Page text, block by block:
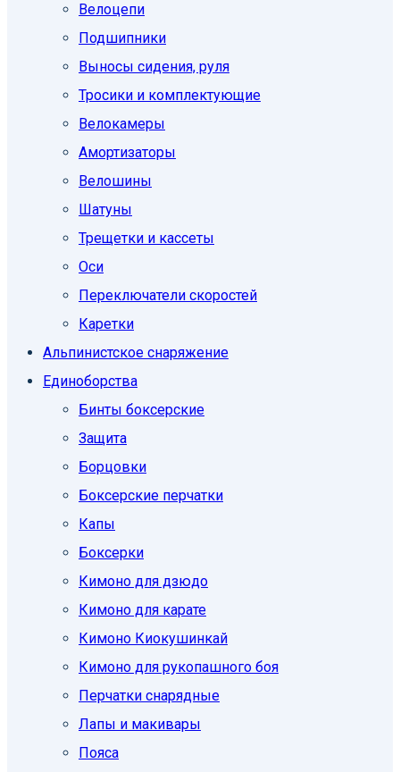
Велоцепи
Подшипники
Выносы сидения, руля
Тросики и комплектующие
Велокамеры
Амортизаторы
Велошины
Шатуны
Трещетки и кассеты
Оси
Переключатели скоростей
Каретки
Альпинистское снаряжение
Единоборcтва
Бинты боксерские
Защита
Борцовки
Боксерские перчатки
Капы
Боксерки
Кимоно для дзюдо
Кимоно для карате
Кимоно Киокушинкай
Кимоно для рукопашного боя
Перчатки снарядные
Лапы и макивары
Пояса